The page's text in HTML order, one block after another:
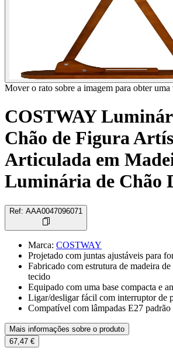
Mover o rato sobre a imagem para obter
COSTWAY
Chão de Figura
Articulada em
Luminária de Chão
Ref: AAA0047096071
Marca: COSTWAY
Projetado com juntas ajustáveis para
Fabricado com estrutura de madeira
tecido
Equipado com uma base compacta e
Ligar/desligar fácil com interruptor de
Compatível com lâmpadas E27
Mais informações sobre o produto
67,47 €